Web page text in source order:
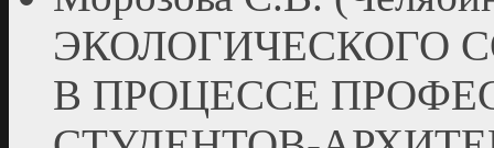
ЭКОЛОГИЧЕСКОГО
В ПРОЦЕССЕ